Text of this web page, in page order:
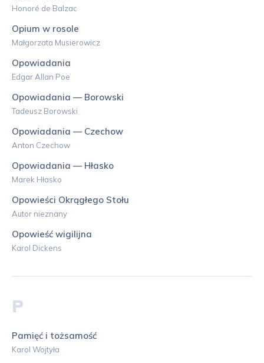
Honoré de Balzac
Opium w rosole
Małgorzata Musierowicz
Opowiadania
Edgar Allan Poe
Opowiadania — Borowski
Tadeusz Borowski
Opowiadania — Czechow
Anton Czechow
Opowiadania — Hłasko
Marek Hłasko
Opowieści Okrągłego Stołu
Autor nieznany
Opowieść wigilijna
Karol Dickens
P
Pamięć i tożsamość
Karol Wojtyła